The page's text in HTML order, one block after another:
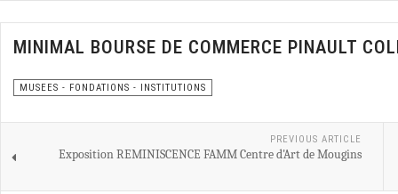
MINIMAL BOURSE DE COMMERCE PINAULT
MUSEES - FONDATIONS - INSTITUTIONS
PREVIOUS ARTICLE
Exposition REMINISCENCE FAMM Centre d'Art de Mougins